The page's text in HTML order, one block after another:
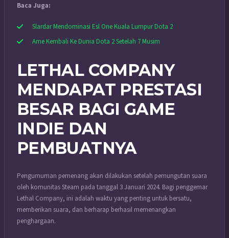
Baca Juga:
Slardar Mendominasi Esl One Kuala Lumpur Dota 2
Ame Kembali Ke Dunia Dota 2 Setelah 7 Musim
LETHAL COMPANY
MENDAPAT PRESTASI
BESAR BAGI GAME
INDIE DAN
PEMBUATNYA
Pengumuman pemenang akan dilakukan setelah pemungutan suara
oleh komunitas Steam pada tanggal 3 Januari 2024. Bagi penggemar
Lethal Company, ini adalah waktu yang penting untuk bersatu,
memberikan suara, dan berharap berhasil memenangkan
penghargaan.